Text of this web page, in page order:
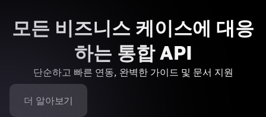
모든 비즈니스 케이스에 대응
하는 통합 API
단순하고 빠른 연동, 완벽한 가이드 및 문서 지원
더 알아보기